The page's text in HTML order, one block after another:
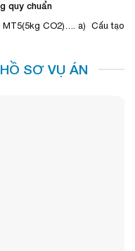
quy chuẩn
MT5(5kg CO2)…. a) Cấu tạo
SƠ VỤ ÁN